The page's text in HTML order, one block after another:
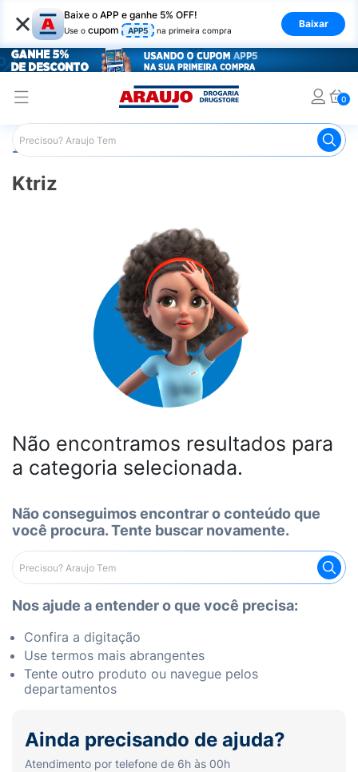
× Baixe o APP e ganhe 5% OFF!
Use o cupom APP5 na primeira compra
Baixar
0
Araujo Marcas
Ktriz
Não encontramos resultados para
a categoria selecionada.
Não conseguimos encontrar o conteúdo que
você procura. Tente buscar novamente.
Nos ajude a entender o que você precisa:
Confira a digitação
Use termos mais abrangentes
Tente outro produto ou navegue pelos
departamentos
Ainda precisando de ajuda?
Atendimento por telefone de 6h às 00h